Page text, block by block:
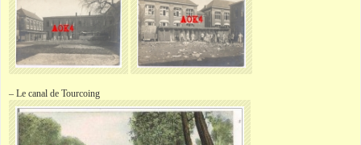
– Le canal de Tourcoing